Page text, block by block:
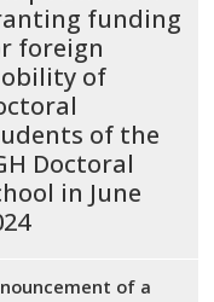
funding
foreign
of
of the
Doctoral
in June
of a